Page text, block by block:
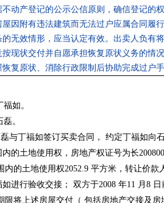
动产登记的公示公信原则，确信登记的
因附有违法建筑而无法过户应属合同履
无效情形，应当认定有效。出卖人负有
现状交付并自愿承担恢复原状义务的情
复原状、消除行政限制后协助完成过户
如。
。
与丁福如签订买卖合同， 约定丁福如向
的土地使用权，房地产权证号为长
的土地使用权2052.9 平方米，转让价款
进行验收交接； 双方于2008 年11 月8
限将上述房屋交付（ 包括房地产交接及